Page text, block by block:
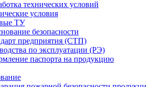
технических условий
условия
ТУ
безопасности
предприятия (СТП)
по эксплуатации (РЭ)
паспорта на продукцию